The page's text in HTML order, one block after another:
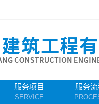
服务项目
SERVICE
服务